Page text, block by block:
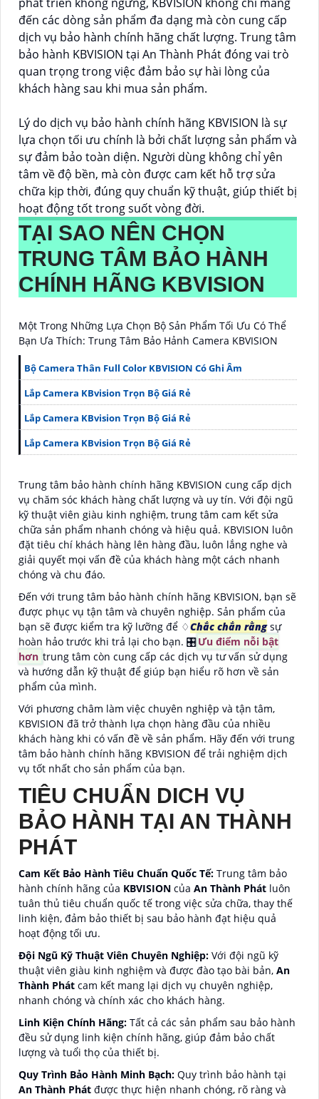
đến các dòng sản phẩm đa dạng mà còn cung cấp
dịch vụ bảo hành chính hãng chất lượng. Trung tâm
bảo hành KBVISION tại An Thành Phát đóng vai trò
quan trọng trong việc đảm bảo sự hài lòng của
khách hàng sau khi mua sản phẩm.
Lý do dịch vụ bảo hành chính hãng KBVISION là sự
lựa chọn tối ưu chính là bởi chất lượng sản phẩm và
sự đảm bảo toàn diện. Người dùng không chỉ yên
tâm về độ bền, mà còn được cam kết hỗ trợ sửa
chữa kịp thời, đúng quy chuẩn kỹ thuật, giúp thiết bị
hoạt động tốt trong suốt vòng đời.
TẠI SAO NÊN CHỌN
TRUNG TÂM BẢO HÀNH
CHÍNH HÃNG KBVISION
Một Trong Những Lựa Chọn Bộ Sản Phẩm Tối Ưu Có Thể
Bạn Ưa Thích: Trung Tâm Bảo Hảnh Camera KBVISION
Bộ Camera Thân Full Color KBVISION Có Ghi Âm
Lắp Camera KBvision Trọn Bộ Giá Rẻ
Lắp Camera KBvision Trọn Bộ Giá Rẻ
Lắp Camera KBvision Trọn Bộ Giá Rẻ
Trung tâm bảo hành chính hãng KBVISION cung cấp dịch
vụ chăm sóc khách hàng chất lượng và uy tín. Với đội ngũ
kỹ thuật viên giàu kinh nghiệm, trung tâm cam kết sửa
chữa sản phẩm nhanh chóng và hiệu quả. KBVISION luôn
đặt tiêu chí khách hàng lên hàng đầu, luôn lắng nghe và
giải quyết mọi vấn đề của khách hàng một cách nhanh
chóng và chu đáo.
Đến với trung tâm bảo hành chính hãng KBVISION, bạn sẽ
được phục vụ tận tâm và chuyên nghiệp. Sản phẩm của
bạn sẽ được kiểm tra kỹ lưỡng để ♢Chắc chắn rằngsự
hoàn hảo trước khi trả lại cho bạn. 🎛Ưu điểm nỗi bật
hơn trung tâm còn cung cấp các dịch vụ tư vấn sử dụng
và hướng dẫn kỹ thuật để giúp bạn hiểu rõ hơn về sản
phẩm của mình.
Với phương châm làm việc chuyên nghiệp và tận tâm,
KBVISION đã trở thành lựa chọn hàng đầu của nhiều
khách hàng khi có vấn đề về sản phẩm. Hãy đến với trung
tâm bảo hành chính hãng KBVISION để trải nghiệm dịch
vụ tốt nhất cho sản phẩm của bạn.
TIÊU CHUẨN DICH VỤ
BẢO HÀNH TẠI AN THÀNH
PHÁT
Cam Kết Bảo Hành Tiêu Chuẩn Quốc Tế: Trung tâm bảo
hành chính hãng của KBVISION của An Thành Phát luôn
tuân thủ tiêu chuẩn quốc tế trong việc sửa chữa, thay thế
linh kiện, đảm bảo thiết bị sau bảo hành đạt hiệu quả
hoạt động tối ưu.
Đội Ngũ Kỹ Thuật Viên Chuyên Nghiệp: Với đội ngũ kỹ
thuật viên giàu kinh nghiệm và được đào tạo bài bản, An
Thành Phát cam kết mang lại dịch vụ chuyên nghiệp,
nhanh chóng và chính xác cho khách hàng.
Linh Kiện Chính Hãng: Tất cả các sản phẩm sau bảo hành
đều sử dụng linh kiện chính hãng, giúp đảm bảo chất
lượng và tuổi thọ của thiết bị.
Quy Trình Bảo Hành Minh Bạch: Quy trình bảo hành tại
An Thành Phát được thực hiện nhanh chóng, rõ ràng và